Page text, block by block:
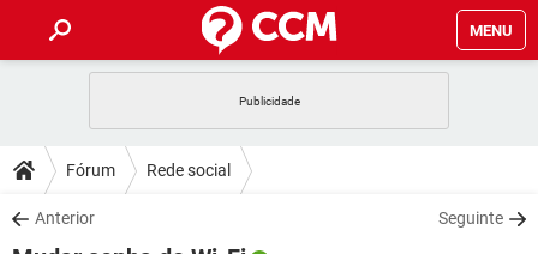
MENU
CELULAR
OUTLOOK
DICAS
JOGOS
DOWNLOADS
Fórum Rede social
Anterior Seguinte